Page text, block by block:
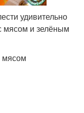
удивительно
мясом и зелёным
мясом